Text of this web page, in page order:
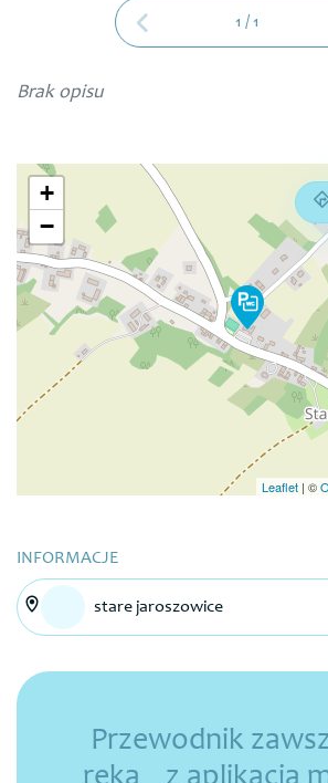
1 /1
Brak opisu
+
−
Leaflet | ©
INFORMACJE
stare jaroszowice
Przewodnik